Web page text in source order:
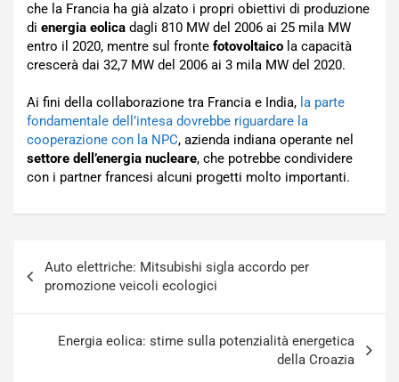
che la Francia ha già alzato i propri obiettivi di produzione
di energia eolica dagli 810 MW del 2006 ai 25 mila MW
entro il 2020, mentre sul fronte fotovoltaico la capacità
crescerà dai 32,7 MW del 2006 ai 3 mila MW del 2020.
Ai fini della collaborazione tra Francia e India, la parte
fondamentale dell’intesa dovrebbe riguardare la
cooperazione con la NPC, azienda indiana operante nel
settore dell’energia nucleare, che potrebbe condividere
con i partner francesi alcuni progetti molto importanti.
articoli
Auto elettriche: Mitsubishi sigla accordo per
promozione veicoli ecologici
Energia eolica: stime sulla potenzialità energetica
della Croazia